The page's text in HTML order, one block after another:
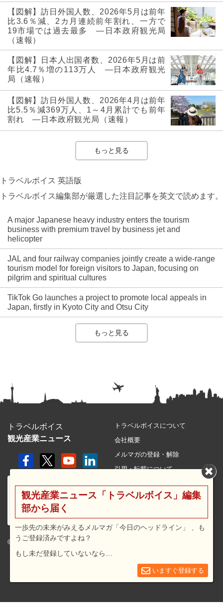
【図解】訪日外国人数、2026年5月は前年
比3.6％減、2カ月連続前年割れ、一方で
19市場では過去最多 ―日本政府観光局
（速報）
【図解】日本人出国者数、2026年5月は前
年比4.7％増の113万人 ―日本政府観光
局（速報）
【図解】訪日外国人数、2026年4月は前年
比5.5％減369万人、1～4月累計でも前年
割れ ―日本政府観光局（速報）
もっと見る
トラベルボイス 英語版
トラベルボイス編集部が厳選した注目記事を英文で読めます。
A major Japanese heavy industry enters the tourism
business with premium travel by business jet and
helicopter
JAL and four railway companies jointly create a wide-range
tourism model for foreign visitors to Japan, focusing on
pilgrim and spiritual cultures
TikTok Go launches a project to promote local appeals in
Japan, firstly in Kyoto City and Otsu City
もっと見る
トラベルボイス
観光産業ニュース
© 2026 travel voice.
トラベルボイスについて
会社概要
メルマガの登録・解除
引用・転載について
利用規約
広告メニュー・料金
観光産業ニュース「トラベルボイス」編集
部から届く
一歩先の未来がみえるメルマガ「今日のヘッドライン」 、も
うご登録済みですよね？
もし未だ登録していないなら…
いますぐ登録する